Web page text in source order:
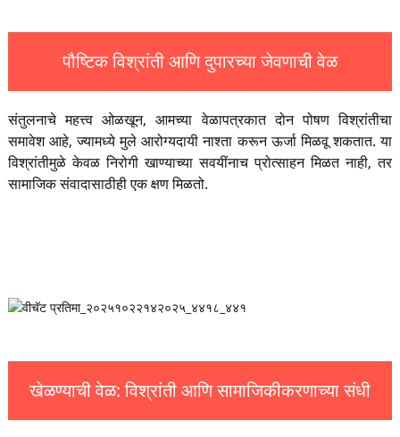
पौष्टिक विश्रांती आणि दुपारच्या जेवणाची वेळ
संतुलनाचे महत्त्व ओळखून, आमच्या वेळापत्रकात दोन पोषण विश्रांतीचा
समावेश आहे, ज्यामध्ये मुले आरोग्यदायी नाश्ता करून ऊर्जा मिळवू शकतात. या
विश्रांतीमुळे केवळ निरोगी खाण्याच्या सवयींनाच प्रोत्साहन मिळत नाही, तर
सामाजिक संवादासाठीही एक क्षण मिळतो.
खेळण्याची वेळ: विश्रांती आणि सामाजिकीकरणाच्या संधी